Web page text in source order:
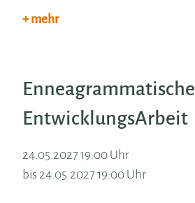
+ mehr
Enneagrammatische
EntwicklungsArbeit
24.05.2027 19:00 Uhr
bis 24.05.2027 19:00 Uhr